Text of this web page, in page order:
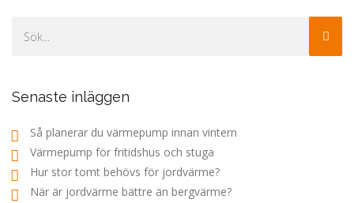
Senaste inläggen
Så planerar du värmepump innan vintern
Värmepump för fritidshus och stuga
Hur stor tomt behövs för jordvärme?
När är jordvärme bättre än bergvärme?